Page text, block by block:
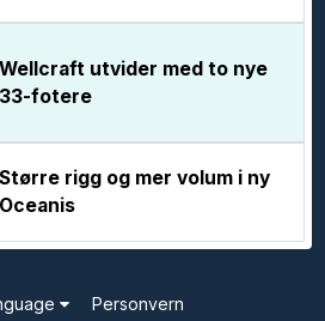
Wellcraft utvider med to nye
33-fotere
Større rigg og mer volum i ny
Oceanis
Personvern